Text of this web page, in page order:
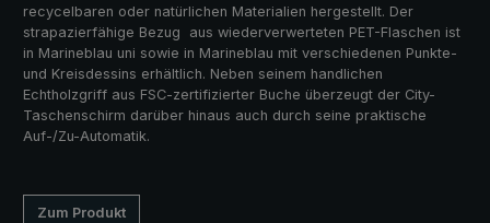
recycelbaren oder natürlichen Materialien hergestellt. Der
strapazierfähige Bezug aus wiederverwerteten PET-Flaschen ist
in Marineblau uni sowie in Marineblau mit verschiedenen Punkte-
und Kreisdessins erhältlich. Neben seinem handlichen
Echtholzgriff aus FSC-zertifizierter Buche überzeugt der City-
Taschenschirm darüber hinaus auch durch seine praktische
Auf-/Zu-Automatik.
Zum Produkt